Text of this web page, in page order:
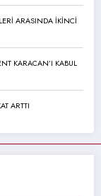
ARASINDA İKİNCİ
KARACAN’I KABUL
ARTTI